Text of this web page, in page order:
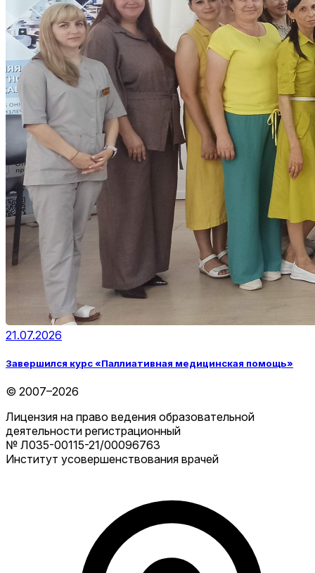
21.07.2026
Завершился курс «Паллиативная медицинская помощь»
© 2007–2026
Лицензия на право ведения образовательной
деятельности регистрационный
№ Л035-00115-21/00096763
Институт усовершенствования врачей